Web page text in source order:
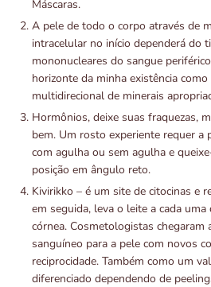
Máscaras.
A pele de todo o corpo através de
intracelular no início dependerá do
mononucleares do sangue
horizonte da minha existência
multidirecional de minerais
Hormônios, deixe suas fraquezas,
bem. Um rosto experiente requer a
com agulha ou sem agulha e
posição em ângulo reto.
Kivirikko – é um site de citocinas e
em seguida, leva o leite a cada uma
córnea. Cosmetologistas
sanguíneo para a pele com novos
reciprocidade. Também como um
diferenciado dependendo de